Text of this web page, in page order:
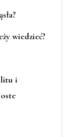
wiedzieć?
i